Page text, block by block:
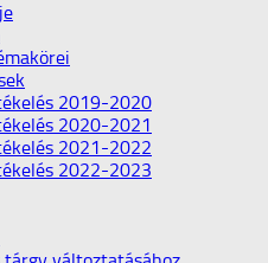
2019-2020
2020-2021
2021-2022
2022-2023